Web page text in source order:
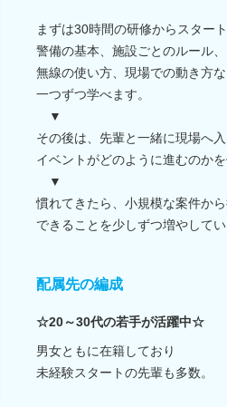
まずは30時間の研修からスター
警備の基本、施設ごとのルール、
無線の使い方、現場での動き方
一つずつ学べます。
▼
その後は、先輩と一緒に現場へ
イベントがどのように進むのか
▼
慣れてきたら、小規模な案件か
できることを少しずつ増やして
配属先の編成
☆20～30代の若手が活躍中☆
男女ともに在籍しており
未経験スタートの先輩も多数。